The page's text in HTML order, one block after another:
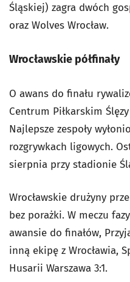
Śląskiej) zagra dwóch
oraz Wolves Wrocław.
Wrocławskie półfinały
O awans do finału
Centrum Piłkarskim
Najlepsze zespoły
rozgrywkach ligowych.
sierpnia przy stadionie
Wrocławskie drużyny
bez porażki. W meczu
awansie do finałów,
inną ekipę z Wrocławia,
Husarii Warszawa 3:1.